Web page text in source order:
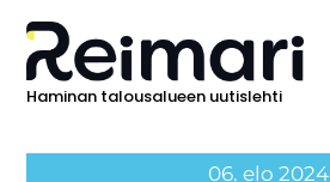
Haminan talousalueen uutislehti
06. elo 2024